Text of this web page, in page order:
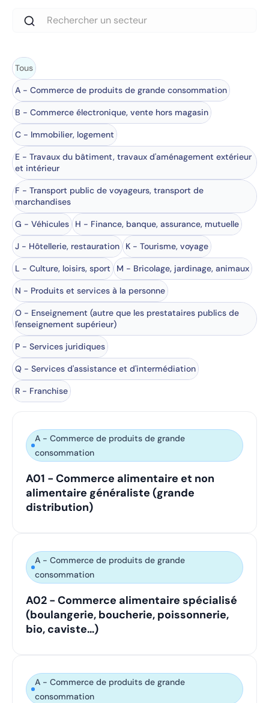
Tous
A - Commerce de produits de grande consommation
B - Commerce électronique, vente hors magasin
C - Immobilier, logement
E - Travaux du bâtiment, travaux d'aménagement extérieur
et intérieur
F - Transport public de voyageurs, transport de
marchandises
G - Véhicules H - Finance, banque, assurance, mutuelle
J - Hôtellerie, restauration K - Tourisme, voyage
L - Culture, loisirs, sport M - Bricolage, jardinage, animaux
N - Produits et services à la personne
O - Enseignement (autre que les prestataires publics de
l'enseignement supérieur)
P - Services juridiques
Q - Services d'assistance et d'intermédiation
R - Franchise
A - Commerce de produits de grande
consommation
A01 - Commerce alimentaire et non
alimentaire généraliste (grande
distribution)
A - Commerce de produits de grande
consommation
A02 - Commerce alimentaire spécialisé
(boulangerie, boucherie, poissonnerie,
bio, caviste…)
A - Commerce de produits de grande
consommation